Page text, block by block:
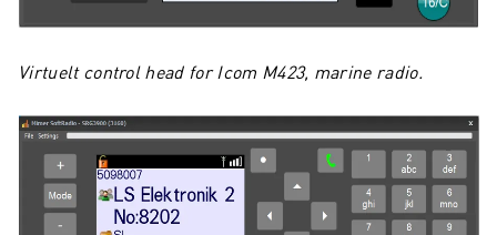
Virtuelt control head for Icom M423, marine radio.